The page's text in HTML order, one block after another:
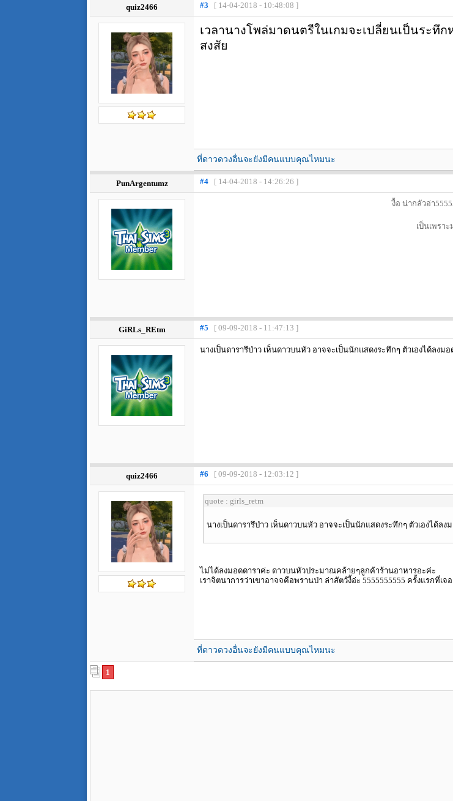
quiz2466 #3 [ 14-04-2018 - 10:48:08 ]
เวลานางโพล่มาดนตรีในเกมจะเปลี่ยนเป็นระทึ
สงสัย
ที่ดาวดวงอื่นจะยังมีคนแบบคุณไหมนะ
PunArgentumz #4 [ 14-04-2018 - 14:26:26 ]
งื้อ น่ากลัวอ่า
เป็นเพรา
GiRLs_REtm #5 [ 09-09-2018 - 11:47:13 ]
นางเป็นดารารึป่าว เห็นดาวบนหัว อาจจะเป็นนักแสดงระทึกๆ ตัวเองได้ลงมอ
quiz2466 #6 [ 09-09-2018 - 12:03:12 ]
quote : girls_retm
นางเป็นดารารึป่าว เห็นดาวบนหัว อาจจะเป็นนักแสดงระทึกๆ ตัวเองได้ลง
ไม่ได้ลงมอดดาราค่ะ ดาวบนหัวประมาณคล้ายๆลูกค้าร้านอาหารอะค่ะ
เราจิตนาการว่าเขาอาจจคือพรานป่า ล่าสัตว์งี้อ่ะ 5555555555 ครั้งแรกที่เ
ที่ดาวดวงอื่นจะยังมีคนแบบคุณไหมนะ
1